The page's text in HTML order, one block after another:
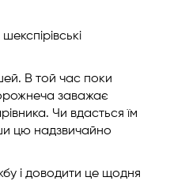
В той час поки
заважає
Чи вдасться їм
цю надзвичайно
і доводити це щодня